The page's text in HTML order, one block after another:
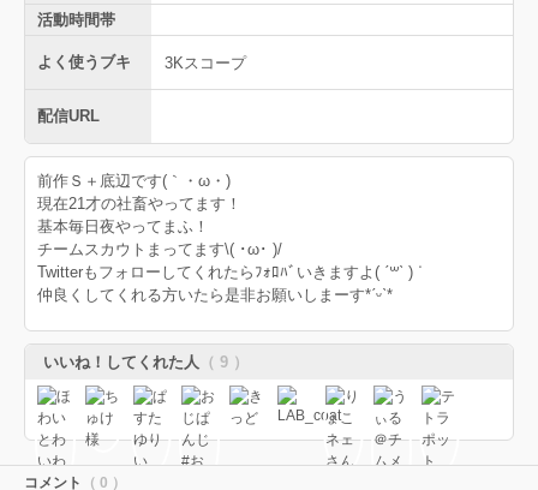
活動時間帯
よく使うブキ 3Kスコープ
配信URL
前作Ｓ＋底辺です(｀・ω・)
現在21才の社畜やってます！
基本毎日夜やってまふ！
チームスカウトまってます\( ･ω･ )/
Twitterもフォローしてくれたらﾌｫﾛﾊﾞいきますよ( ˊ꒳ˋ ) ᐝ
仲良くしてくれる方いたら是非お願いしまーす*ˊᵕˋ*
いいね！してくれた人 （ 9 ）
コメント （ 0 ）